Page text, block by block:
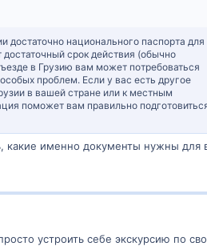
национального паспорта для
срок действия (обычно
в Грузию вам может потребоваться
проблем. Если у вас есть другое
в вашей стране или к местным
поможет вам правильно
какие именно документы нужны для
устроить себе экскурсию по